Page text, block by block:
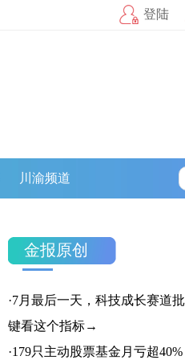
登陆
川渝频道
金报原创
·7月最后一天，科技成长赛道
键看这个指标→
·179只主动股票基金月亏超40%
官方微信